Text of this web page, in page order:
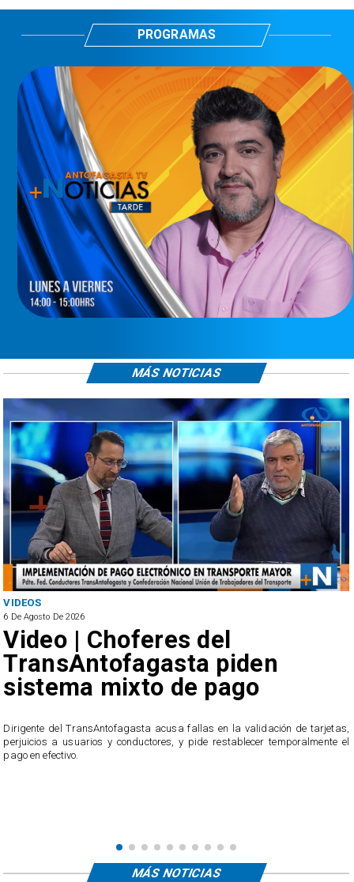
PROGRAMAS
VIDEOS
6 De Agosto De 2026
Video | Choferes del
TransAntofagasta piden
sistema mixto de pago
​Dirigente del TransAntofagasta acusa fallas en la validación de tarjetas,
perjuicios a usuarios y conductores, y pide restablecer temporalmente el
pago en efectivo.
MÁS NOTICIAS
MÁS NOTICIAS